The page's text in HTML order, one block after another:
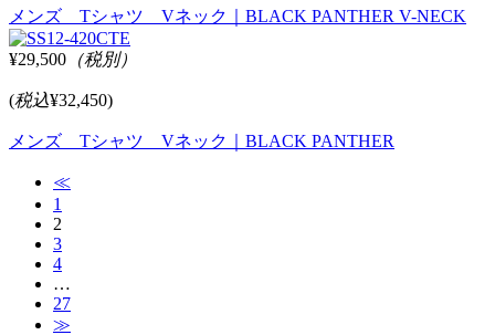
メンズ Tシャツ Vネック｜BLACK PANTHER V-NECK
¥29,500 （税別）
(税込¥32,450)
メンズ Tシャツ Vネック｜BLACK PANTHER
≪
1
2
3
4
…
27
≫